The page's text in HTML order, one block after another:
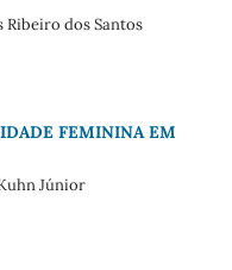
Ribeiro dos Santos
FEMININA EM
Júnior